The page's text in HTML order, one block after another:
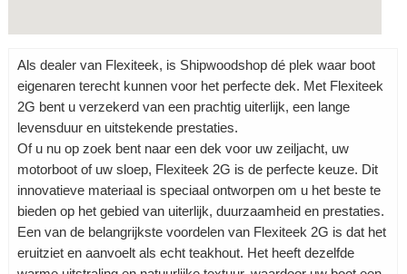
Als dealer van Flexiteek, is Shipwoodshop dé plek waar boot
eigenaren terecht kunnen voor het perfecte dek. Met Flexiteek
2G bent u verzekerd van een prachtig uiterlijk, een lange
levensduur en uitstekende prestaties.
Of u nu op zoek bent naar een dek voor uw zeiljacht, uw
motorboot of uw sloep, Flexiteek 2G is de perfecte keuze. Dit
innovatieve materiaal is speciaal ontworpen om u het beste te
bieden op het gebied van uiterlijk, duurzaamheid en prestaties.
Een van de belangrijkste voordelen van Flexiteek 2G is dat het
eruitziet en aanvoelt als echt teakhout. Het heeft dezelfde